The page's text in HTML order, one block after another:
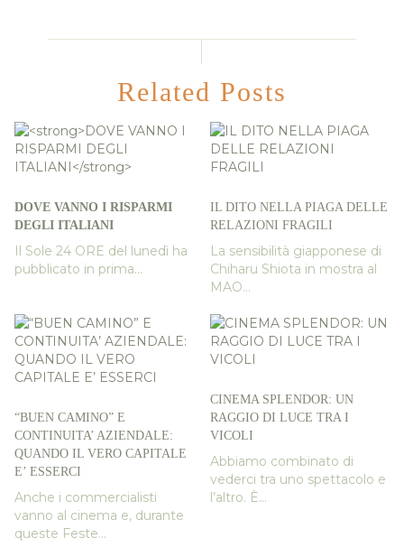
Related Posts
DOVE VANNO I RISPARMI
DEGLI ITALIANI
Il Sole 24 ORE del lunedì ha
pubblicato in prima...
IL DITO NELLA PIAGA DELLE
RELAZIONI FRAGILI
La sensibilità giapponese di
Chiharu Shiota in mostra al
MAO...
“BUEN CAMINO” E
CONTINUITA’ AZIENDALE:
QUANDO IL VERO CAPITALE
E’ ESSERCI
Anche i commercialisti
vanno al cinema e, durante
queste Feste...
CINEMA SPLENDOR: UN
RAGGIO DI LUCE TRA I
VICOLI
Abbiamo combinato di
vederci tra uno spettacolo e
l’altro. È...